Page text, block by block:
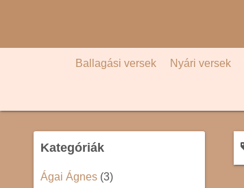
c
Ballagási versek Nyári versek
Kategóriák
Ágai Ágnes (3)